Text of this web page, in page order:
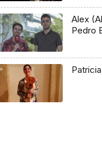
Alex
Pedro